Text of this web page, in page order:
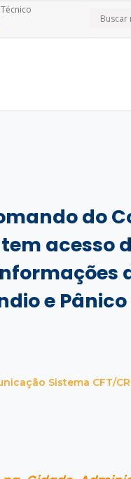
do
acesso
e
Sistema CFT/